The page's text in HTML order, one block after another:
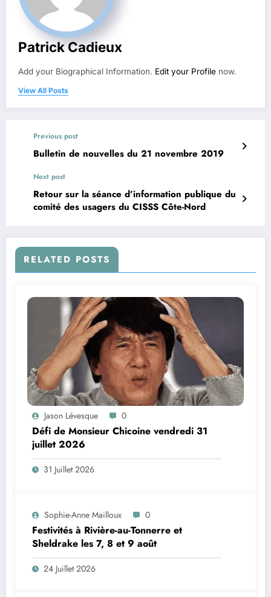
Patrick Cadieux
Add your Biographical Information. Edit your Profile now.
View All Posts
Previous post
Bulletin de nouvelles du 21 novembre 2019
Next post
Retour sur la séance d’information publique du
comité des usagers du CISSS Côte-Nord
RELATED POSTS
Jason Lévesque 0
Défi de Monsieur Chicoine vendredi 31
juillet 2026
31 Juillet 2026
Sophie-Anne Mailloux 0
Festivités à Rivière-au-Tonnerre et
Sheldrake les 7, 8 et 9 août
24 Juillet 2026